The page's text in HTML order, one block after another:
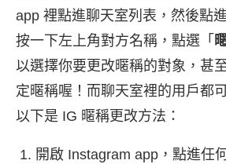
app 裡點進聊天室列表，然後點
按一下左上角對方名稱，點選「
以選擇你要更改暱稱的對象，甚
定暱稱喔！而聊天室裡的用戶都
以下是 IG 暱稱更改方法：
開啟 Instagram app，點進任